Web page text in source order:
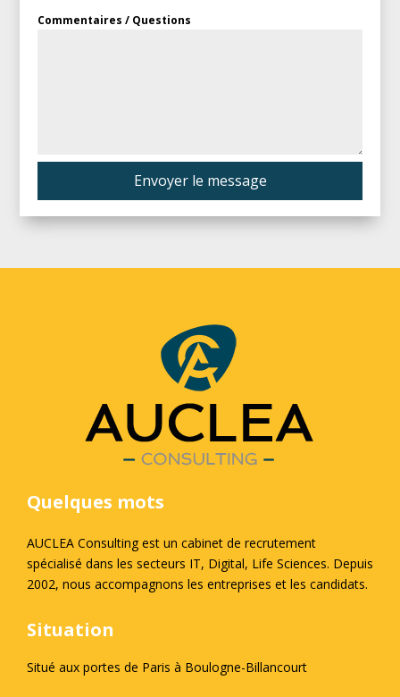
Commentaires / Questions
Envoyer le message
Quelques mots
AUCLEA Consulting est un cabinet de recrutement
spécialisé dans les secteurs IT, Digital, Life Sciences. Depuis
2002, nous accompagnons les entreprises et les candidats.
Situation
Situé aux portes de Paris à Boulogne-Billancourt